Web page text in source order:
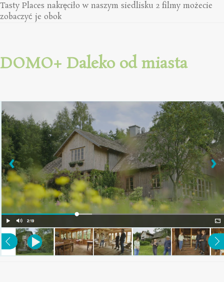
Tasty Places nakręciło w naszym siedlisku 2 filmy możecie
zobaczyć je obok
DOMO+ Daleko od miasta